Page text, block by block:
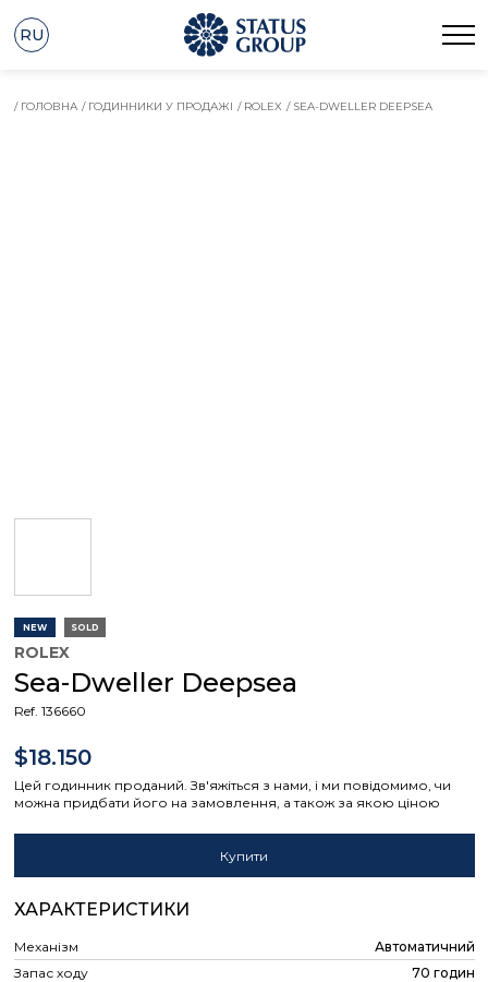
RU
/ ГОЛОВНА / ГОДИННИКИ У ПРОДАЖІ / ROLEX / SEA-DWELLER DEEPSEA
NEW SOLD
ROLEX
Sea-Dweller Deepsea
Ref. 136660
$18.150
Цей годинник проданий. Зв'яжіться з нами, і ми повідомимо, чи
можна придбати його на замовлення, а також за якою ціною
Купити
ХАРАКТЕРИСТИКИ
Механізм
Автоматичний
Запас ходу
70 годин